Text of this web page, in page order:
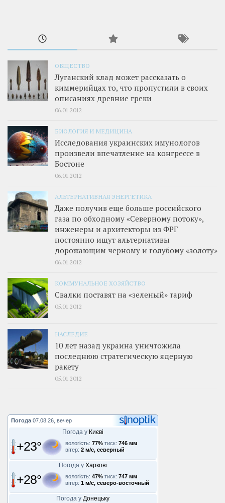
ОБЩЕСТВО
Луганский клад может рассказать о
киммерийцах то, что пропустили в своих
описаниях древние греки
06.01.2012
БИОЛОГИЯ И МЕДИЦИНА
Исследования украинских имунологов
произвели впечатление на конгрессе в
Бостоне
06.01.2012
АЛЬТЕРНАТИВНАЯ ЭНЕРГЕТИКА
Даже получив еще больше российского
газа по обходному «Северному потоку»,
инженеры и архитекторы из ФРГ
постоянно ищут альтернативы
дорожающим черному и голубому «золоту»
06.01.2012
КОММУНАЛЬНОЕ ХОЗЯЙСТВО
Свалки поставят на «зеленый» тариф
05.01.2012
НАСЛЕДИЕ
10 лет назад украина уничтожила
последнюю стратегическую ядерную
ракету
05.01.2012
Погода 07.08.26, вечер
Погода у Києві
+23° вологість: 77% тиск: 746 мм
вітер: 2 м/с, северный
Погода у Харкові
+28° вологість: 47% тиск: 747 мм
вітер: 1 м/с, северо-восточный
Погода у Донецьку